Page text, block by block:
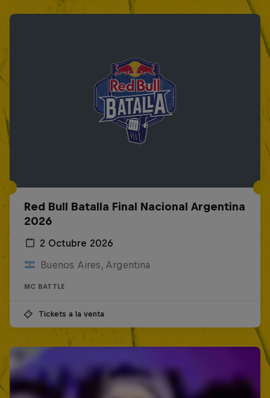
Red Bull Batalla Final Nacional Argentina
2026
2 Octubre 2026
Buenos Aires, Argentina
MC BATTLE
Tickets a la venta